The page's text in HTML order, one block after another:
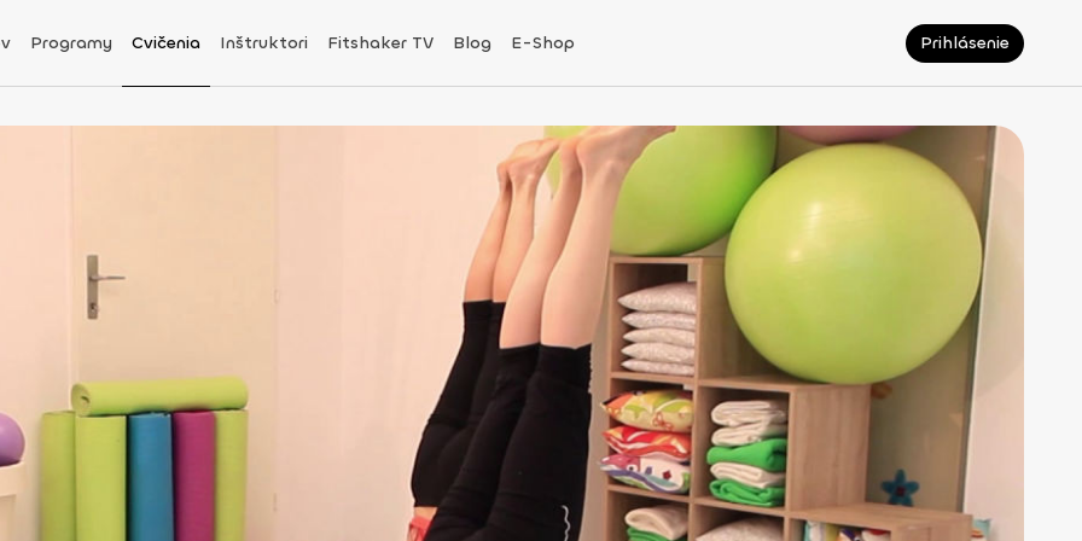
Programy Cvičenia Inštruktori Fitshaker TV Blog E-Shop Prihlásenie